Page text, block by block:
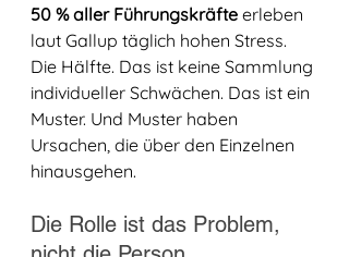
50 % aller Führungskräfte erleben
laut Gallup täglich hohen Stress.
Die Hälfte. Das ist keine Sammlung
individueller Schwächen. Das ist ein
Muster. Und Muster haben
Ursachen, die über den Einzelnen
hinausgehen.
Die Rolle ist das Problem,